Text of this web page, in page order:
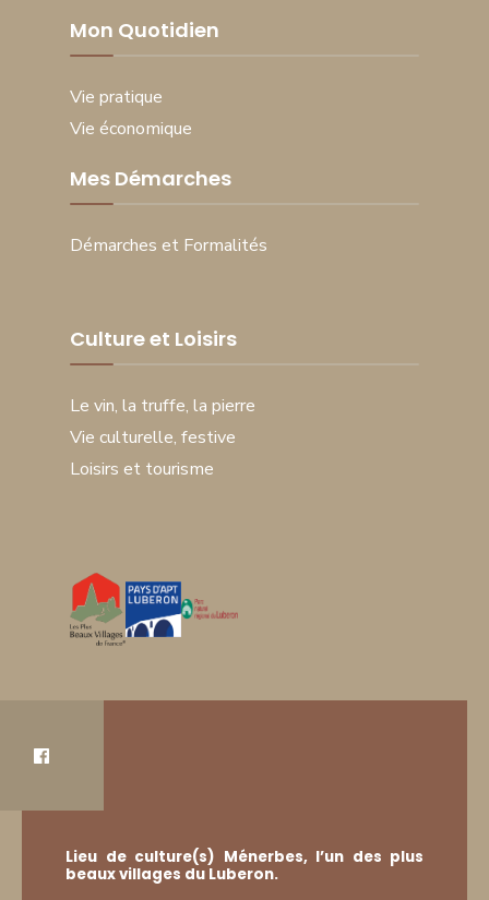
Mon Quotidien
Vie pratique
Vie économique
Mes Démarches
Démarches et Formalités
Culture et Loisirs
Le vin, la truffe, la pierre
Vie culturelle, festive
Loisirs et tourisme
Lieu de culture(s) Ménerbes, l’un des plus
beaux villages du Luberon.